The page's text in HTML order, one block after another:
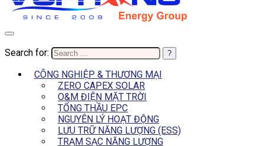
Search for:
CÔNG NGHIỆP & THƯƠNG MẠI
ZERO CAPEX SOLAR
O&M ĐIỆN MẶT TRỜI
TỔNG THẦU EPC
NGUYÊN LÝ HOẠT ĐỘNG
LƯU TRỮ NĂNG LƯỢNG (ESS)
TRẠM SẠC NĂNG LƯỢNG